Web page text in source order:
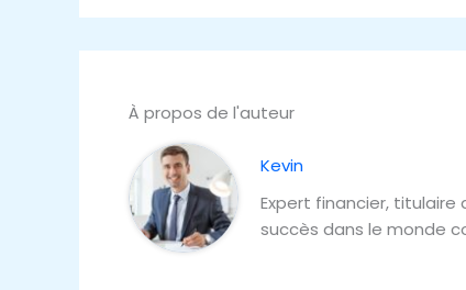
À propos de l'auteur
Kevin
Expert financier,
succès dans le monde